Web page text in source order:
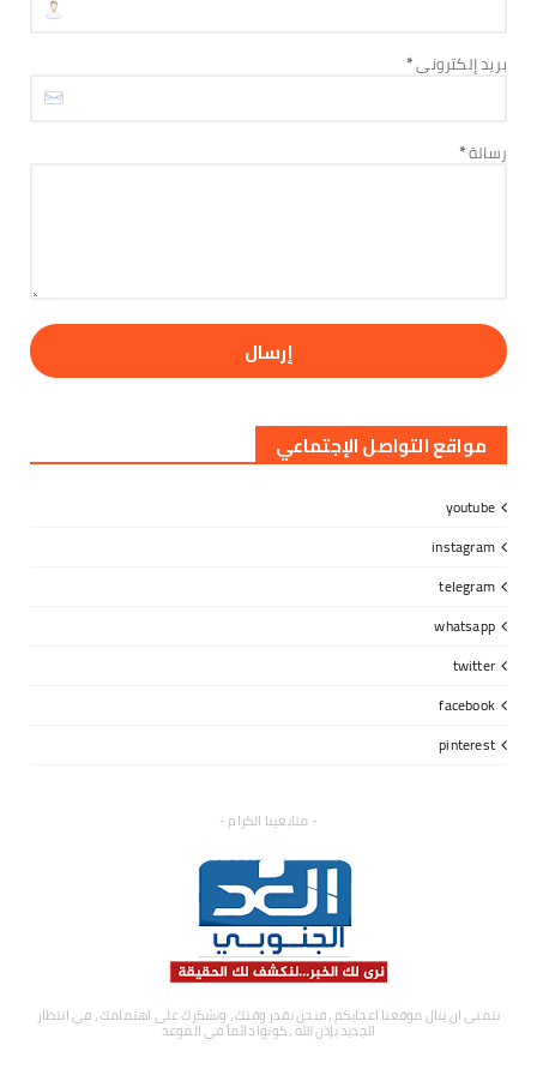
August 06, 2026
الدوري وتؤيد دعوات...
بريد إلكتروني*
رسالة*
مواقع التواصل الإجتماعي
youtube
instagram
telegram
whatsapp
twitter
facebook
pinterest
- متابعينا الكرام -
نتمنى ان ينال موقعنا اعجابكم ، فنحن نقدر وقتك ، ونشكرك على اهتمامك ، في انتظار
الجديد بإذن الله ، كونوا دائماً في الموعد